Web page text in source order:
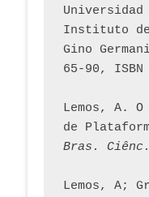
Universidad
Instituto
Gino
65-90, ISBN
Lemos, A.
de
Bras. Ciênc.
Lemos, A;